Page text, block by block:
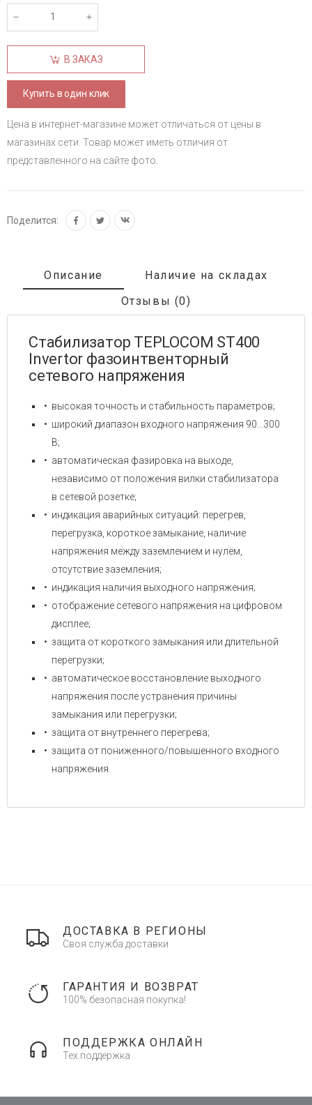
В ЗАКАЗ
Купить в один клик
Цена в интернет-магазине может отличаться от цены в
магазинах сети. Товар может иметь отличия от
представленного на сайте фото.
Поделится:
Описание
Наличие на складах
Отзывы (0)
Стабилизатор TEPLOCOM ST400
Invertor фазоинтвенторный
сетевого напряжения
высокая точность и стабильность параметров;
широкий диапазон входного напряжения 90...300
В;
автоматическая фазировка на выходе,
независимо от положения вилки стабилизатора
в сетевой розетке;
индикация аварийных ситуаций: перегрев,
перегрузка, короткое замыкание, наличие
напряжения между заземлением и нулём,
отсутствие заземления;
индикация наличия выходного напряжения;
отображение сетевого напряжения на цифровом
дисплее;
защита от короткого замыкания или длительной
перегрузки;
автоматическое восстановление выходного
напряжения после устранения причины
замыкания или перегрузки;
защита от внутреннего перегрева;
защита от пониженного/повышенного входного
напряжения.
ДОСТАВКА В РЕГИОНЫ
Своя служба доставки
ГАРАНТИЯ И ВОЗВРАТ
100% безопасная покупка!
ПОДДЕРЖКА ОНЛАЙН
Тех.поддержка